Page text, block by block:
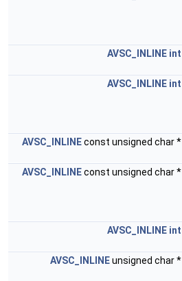
AVSC_INLINE int
AVSC_INLINE int
AVSC_INLINEconst unsigned char *
AVSC_INLINEconst unsigned char *
AVSC_INLINE int
AVSC_INLINEunsigned char *